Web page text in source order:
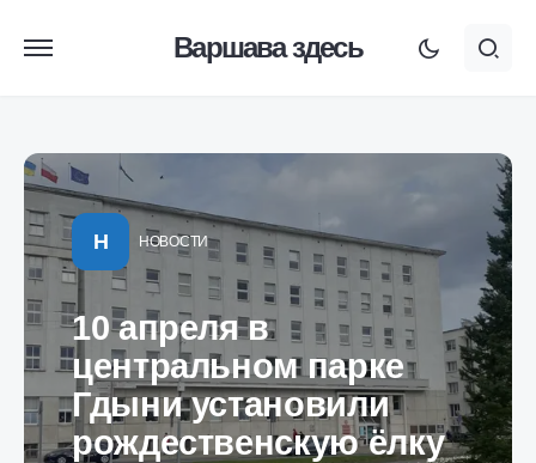
Варшава здесь
Н НОВОСТИ
10 апреля в
центральном парке
Гдыни установили
рождественскую ёлку